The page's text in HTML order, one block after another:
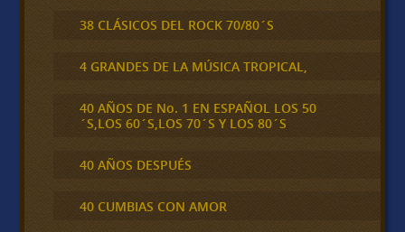
38 CLÁSICOS DEL ROCK 70/80´S
4 GRANDES DE LA MÚSICA TROPICAL,
40 AÑOS DE No. 1 EN ESPAÑOL LOS 50
´S,LOS 60´S,LOS 70´S Y LOS 80´S
40 AÑOS DESPUÉS
40 CUMBIAS CON AMOR